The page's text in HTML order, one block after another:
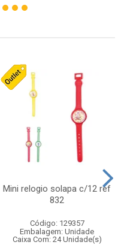
Mini relogio solapa c/12 ref
832
Código: 129357
Embalagem: Unidade
Caixa Com: 24 Unidade(s)